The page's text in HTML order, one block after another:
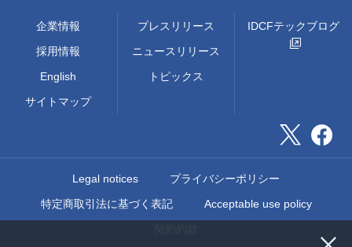
企業情報
採用情報
English
サイトマップ
プレスリリース
ニュースリリース
トピックス
IDCFテックブログ
Legal notices
プライバシーポリシー
特定商取引法に基づく表記
Acceptable use policy